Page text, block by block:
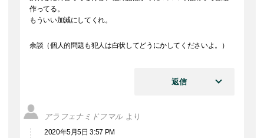
作ってる。
もういい加減にしてくれ。
余談（個人的問題も犯人は白状してどうにかしてくださいよ。）
返信
アラフェナミドフマル より
2020年5月5日 3:57 PM